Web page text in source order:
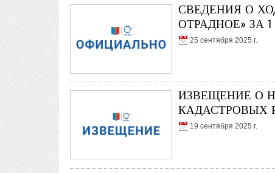
СВЕДЕНИЯ О
ОТРАДНОЕ» ЗА
25 сентября 2025 г.
ИЗВЕЩЕНИЕ О
КАДАСТРОВЫХ
19 сентября 2025 г.